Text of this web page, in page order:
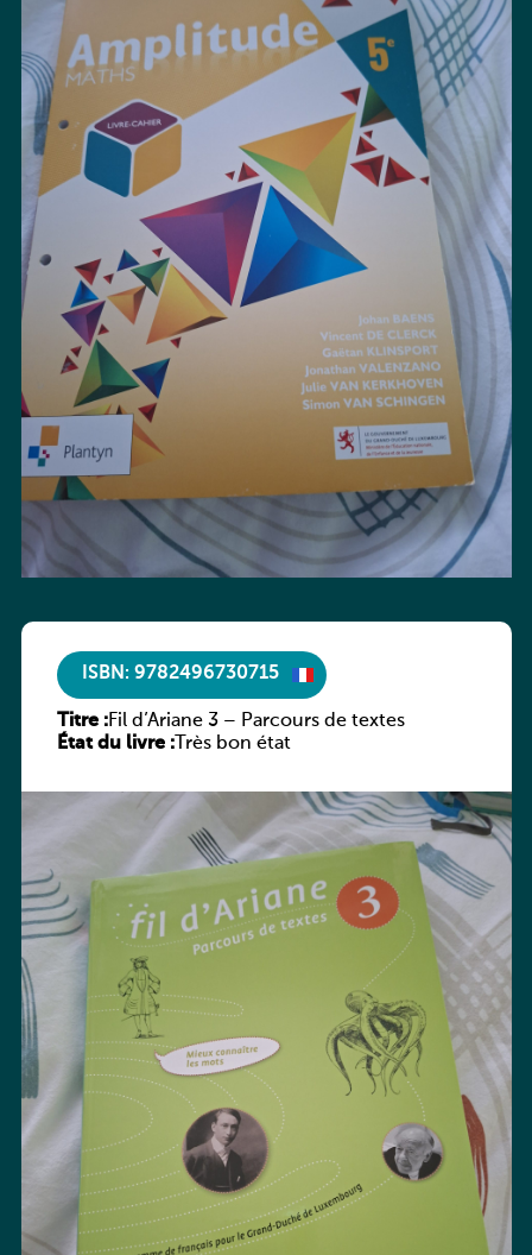
ISBN: 9782496730715
Titre :Fil d’Ariane 3 – Parcours de textes
État du livre :Très bon état